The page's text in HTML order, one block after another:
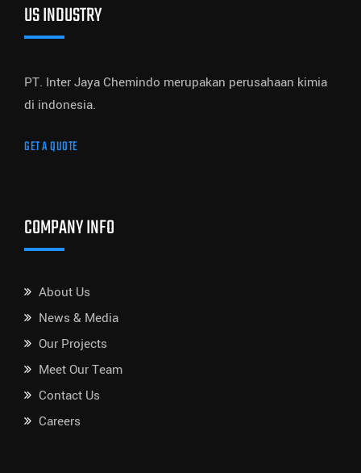
US INDUSTRY
PT. Inter Jaya Chemindo merupakan perusahaan kimia
di indonesia.
GET A QUOTE
COMPANY INFO
About Us
News & Media
Our Projects
Meet Our Team
Contact Us
Careers